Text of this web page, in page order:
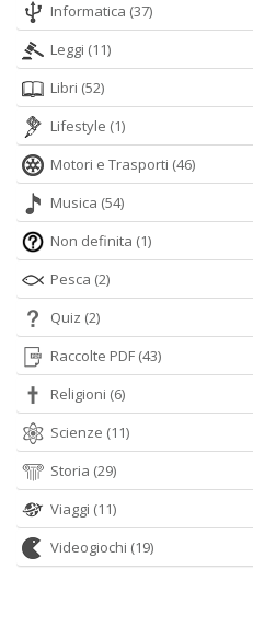
Informatica (37)
Leggi (11)
Libri (52)
Lifestyle (1)
Motori e Trasporti (46)
Musica (54)
Non definita (1)
Pesca (2)
Quiz (2)
Raccolte PDF (43)
Religioni (6)
Scienze (11)
Storia (29)
Viaggi (11)
Videogiochi (19)